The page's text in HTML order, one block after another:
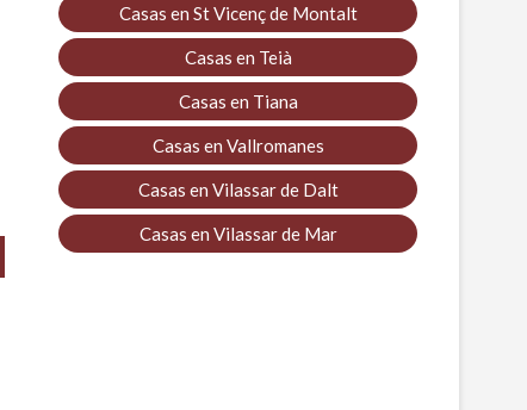
Casas en St Vicenç de Montalt
Casas en Teià
Casas en Tiana
Casas en Vallromanes
Casas en Vilassar de Dalt
Casas en Vilassar de Mar